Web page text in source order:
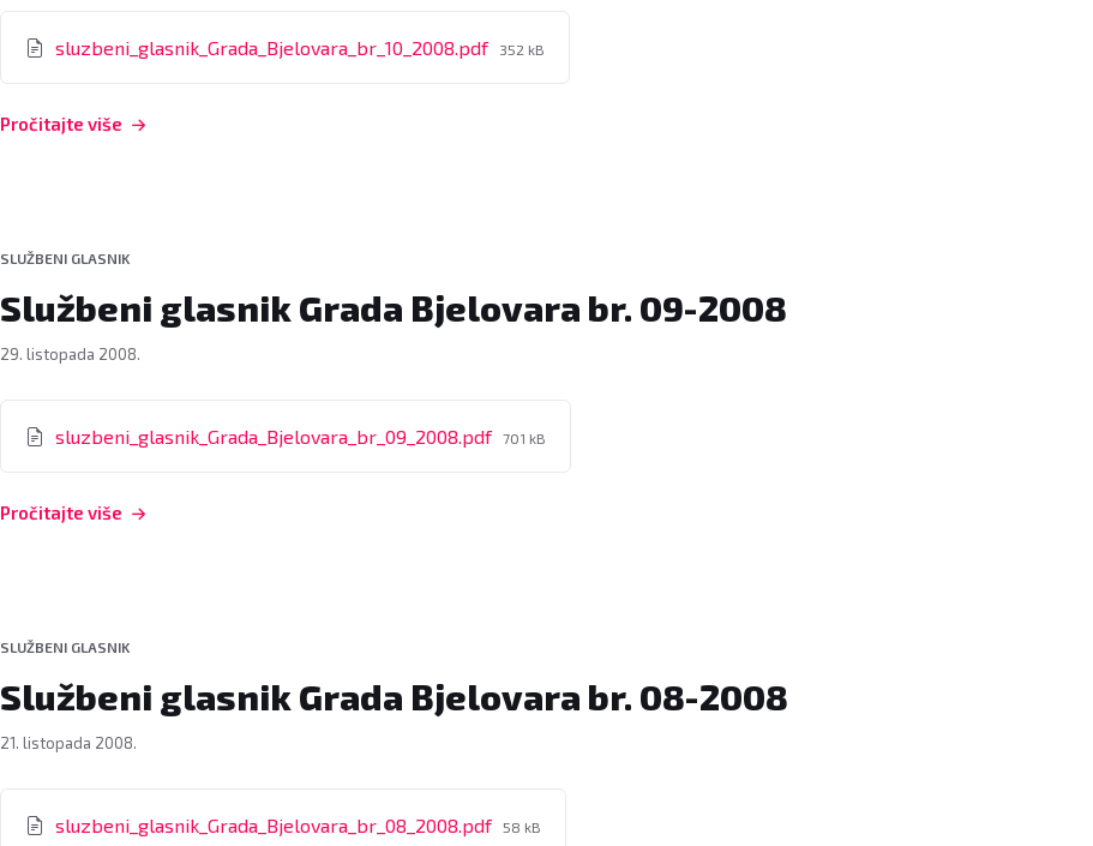
sluzbeni_glasnik_Grada_Bjelovara_br_10_2008.pdf File
352 kB
Pročitajte više
SLUŽBENI GLASNIK
Službeni glasnik Grada Bjelovara br. 09-2008
29. listopada 2008.
sluzbeni_glasnik_Grada_Bjelovara_br_09_2008.pdf File
701 kB
Pročitajte više
SLUŽBENI GLASNIK
Službeni glasnik Grada Bjelovara br. 08-2008
21. listopada 2008.
sluzbeni_glasnik_Grada_Bjelovara_br_08_2008.pdf File
58 kB